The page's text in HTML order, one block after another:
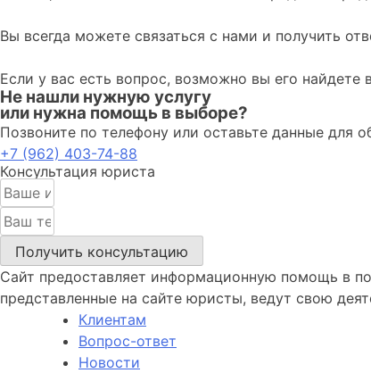
Вы всегда можете связаться с нами и получить
Если у вас есть вопрос, возможно вы его найдете
Не нашли нужную услугу
или нужна помощь в выборе?
Позвоните по телефону или оставьте данные для
+7 (962) 403-74-88
Консультация юриста
Получить консультацию
Сайт предоставляет информационную помощь в
представленные на сайте юристы, ведут свою
Клиентам
Вопрос-ответ
Новости